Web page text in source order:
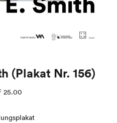
(Plakat Nr. 156)
25.00